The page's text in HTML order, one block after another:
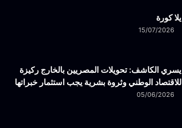
يلا كورة
15/07/2026
يسري الكاشف: تحويلات المصريين بالخارج ركيزة
للاقتصاد الوطني وثروة بشرية يجب استثمار خبراتها
05/06/2026